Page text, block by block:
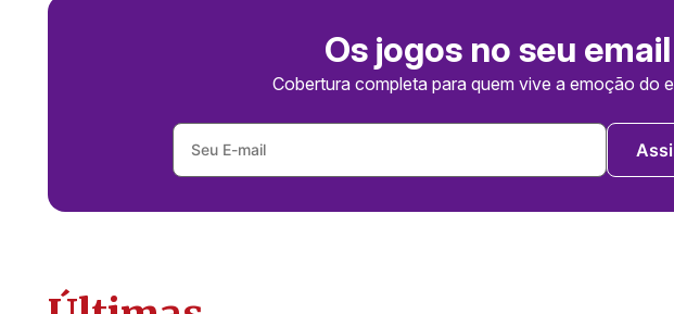
Os jogos no seu email
Cobertura completa para quem vive a emoção do